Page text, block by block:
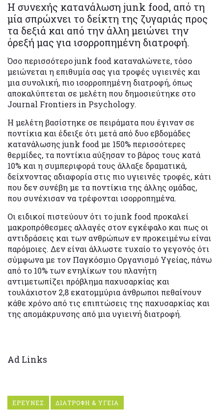
Η συνεχής κατανάλωση junk food, από τη
μία σπρώχνει το δείκτη της ζυγαριάς προς
τα δεξιά και από την άλλη μειώνει την
όρεξή μας για ισορροπημένη διατροφή.
Όσο περισσότερο junk food καταναλώνετε, τόσο
μειώνεται η επιθυμία σας για τροφές υγιεινές και
μια συνολική, πιο ισορροπημένη διατροφή, όπως
αποκαλύπτεται σε μελέτη που δημοσιεύτηκε στο
Journal Frontiers in Psychology.
Η μελέτη βασίστηκε σε πειράματα που έγιναν σε
ποντίκια και έδειξε ότι μετά από δυο εβδομάδες
κατανάλωσης junk food με 150% περισσότερες
θερμίδες, τα ποντίκια αύξησαν το βάρος τους κατά
10% και η συμπεριφορά τους άλλαξε δραματικά,
δείχνοντας αδιαφορία στις πιο υγιεινές τροφές, κάτι
που δεν συνέβη με τα ποντίκια της άλλης ομάδας,
που συνέχισαν να τρέφονται ισορροπημένα.
Οι ειδικοί πιστεύουν ότι το junk food προκαλεί
μακροπρόθεσμες αλλαγές στον εγκέφαλο και πως οι
αντιδράσεις και των ανθρώπων εν προκειμένω είναι
παρόμοιες. Δεν είναι άλλωστε τυχαίο το γεγονός ότι
σύμφωνα με τον Παγκόσμιο Οργανισμό Υγείας, πάνω
από το 10% των ενηλίκων του πλανήτη
αντιμετωπίζει πρόβλημα παχυσαρκίας και
τουλάχιστον 2,8 εκατομμύρια άνθρωποι πεθαίνουν
κάθε χρόνο από τις επιπτώσεις της παχυσαρκίας και
της απομάκρυνσης από μια υγιεινή διατροφή.
Ad Links
ΕΡΕΥΝΕΣ ΔΙΑΤΡΟΦΗ & ΥΓΕΙΑ